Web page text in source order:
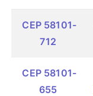
CEP 58101-
712
CEP 58101-
655